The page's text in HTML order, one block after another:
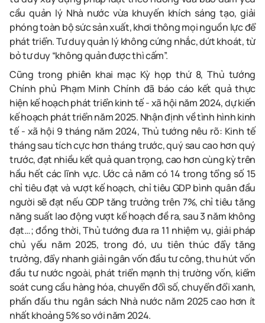
cầu quản lý Nhà nước vừa khuyến khích sáng tạo, giải
phóng toàn bộ sức sản xuất, khơi thông mọi nguồn lực để
phát triển. Tư duy quản lý không cứng nhắc, dứt khoát, từ
bỏ tư duy “không quản được thì cấm”.
Cũng trong phiên khai mạc Kỳ họp thứ 8, Thủ tướng
Chính phủ Phạm Minh Chính đã báo cáo kết quả thực
hiện kế hoạch phát triển kinh tế - xã hội năm 2024, dự kiến
kế hoạch phát triển năm 2025. Nhận định về tình hình kinh
tế - xã hội 9 tháng năm 2024, Thủ tướng nêu rõ: Kinh tế
tháng sau tích cực hơn tháng trước, quý sau cao hơn quý
trước, đạt nhiều kết quả quan trọng, cao hơn cùng kỳ trên
hầu hết các lĩnh vực. Ước cả năm có 14 trong tổng số 15
chỉ tiêu đạt và vượt kế hoạch, chỉ tiêu GDP bình quân đầu
người sẽ đạt nếu GDP tăng trưởng trên 7%, chỉ tiêu tăng
năng suất lao động vượt kế hoạch đề ra, sau 3 năm không
đạt…; đồng thời, Thủ tướng đưa ra 11 nhiệm vụ, giải pháp
chủ yếu năm 2025, trong đó, ưu tiên thúc đẩy tăng
trưởng, đẩy nhanh giải ngân vốn đầu tư công, thu hút vốn
đầu tư nước ngoài, phát triển mạnh thị trường vốn, kiểm
soát cung cầu hàng hóa, chuyển đổi số, chuyển đổi xanh,
phấn đấu thu ngân sách Nhà nước năm 2025 cao hơn ít
nhất khoảng 5% so với năm 2024.